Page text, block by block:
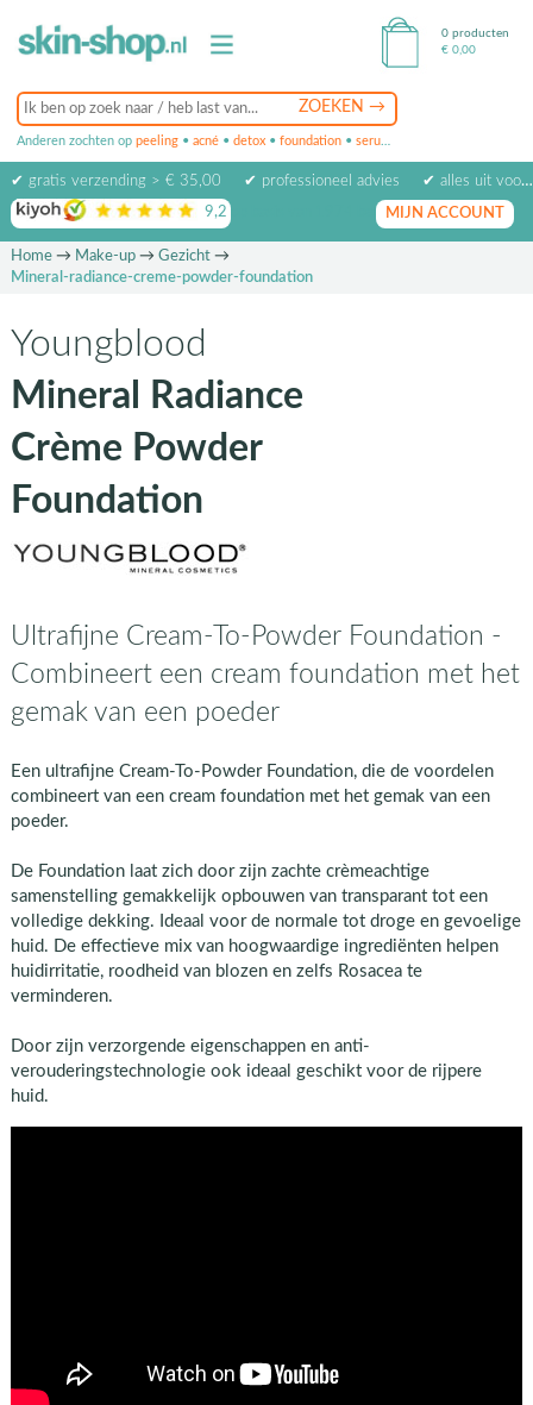
Anderen zochten op peeling • acné • detox • foundation • serum
0 producten
€ 0,00
✔ gratis verzending > € 35,00 ✔ professioneel advies
✔ alles uit voorraad leverbaar
9,2 op basis van beoordelingen
MIJN ACCOUNT
Home→ Make-up→ Gezicht→
Mineral-radiance-creme-powder-foundation
Youngblood
Mineral Radiance
Crème Powder
Foundation
Ultrafijne Cream-To-Powder Foundation -
Combineert een cream foundation met het
gemak van een poeder
Een ultrafijne Cream-To-Powder Foundation, die de voordelen
combineert van een cream foundation met het gemak van een
poeder.
De Foundation laat zich door zijn zachte crèmeachtige
samenstelling gemakkelijk opbouwen van transparant tot een
volledige dekking. Ideaal voor de normale tot droge en gevoelige
huid. De effectieve mix van hoogwaardige ingrediënten helpen
huidirritatie, roodheid van blozen en zelfs Rosacea te
verminderen.
Door zijn verzorgende eigenschappen en anti-
verouderingstechnologie ook ideaal geschikt voor de rijpere
huid.